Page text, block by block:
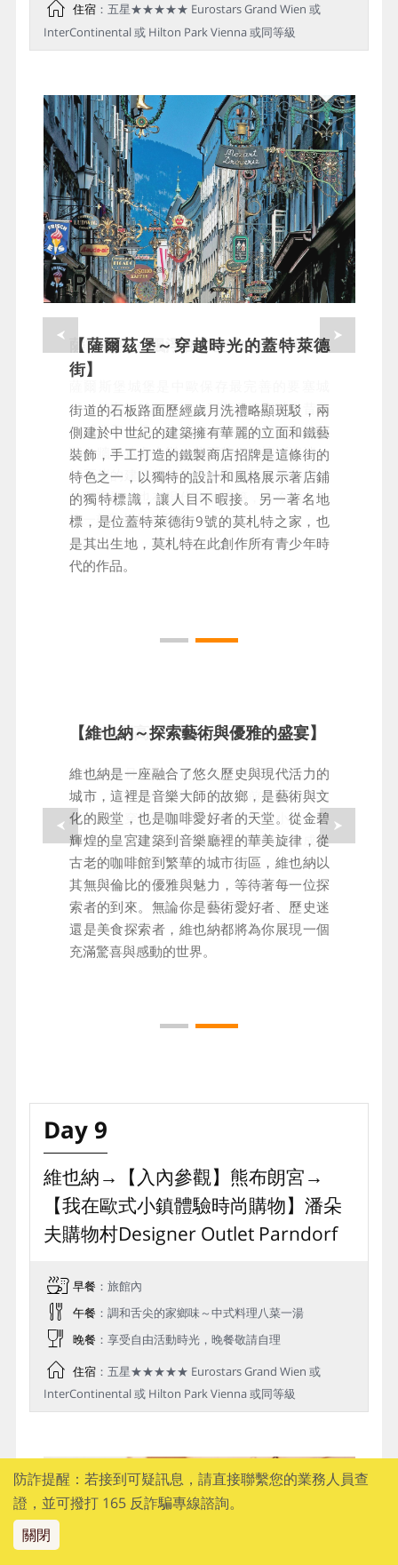
住宿：五星★★★★★ Eurostars Grand Wien 或
InterContinental 或 Hilton Park Vienna 或同等級
薩爾茲堡～飄浮在半空中的夢幻城堡
堡，其高聳城牆塔樓，彰顯著這座城堡昔日
的威嚴和力量。從城堡上俯瞰整個城市的紅
瓦白牆和遠處山巒，薩爾茲堡河蜿蜒流淌，
河兩岸的建築錯落有致，既有歷史悠久的教
堂和宮殿，也有現代化的建築，古今融合在
這一刻顯得格外和諧。
【薩爾茲堡～穿越時光的蓋特萊德
街】
街道的石板路面歷經歲月洗禮略顯斑駁，兩
側建於中世紀的建築擁有華麗的立面和鐵藝
裝飾，手工打造的鐵製商店招牌是這條街的
特色之一，以獨特的設計和風格展示著店鋪
的獨特標識，讓人目不暇接。另一著名地
標，是位蓋特萊德街9號的莫札特之家，也
是其出生地，莫札特在此創作所有青少年時
代的作品。
【奧地利高速火車～享受舒適航程】
選乘舒適且縮短交通接駁時間的奧地利高速
火車，從莫札特故鄉薩爾茲堡前往音樂之都
維也納。穿越阿爾卑斯山麓與田園小鎮，舒
適車廂與沿途湖光山色，讓移動本身也成為
歐洲旅行的風景。
【維也納～探索藝術與優雅的盛宴】
維也納是一座融合了悠久歷史與現代活力的
城市，這裡是音樂大師的故鄉，是藝術與文
化的殿堂，也是咖啡愛好者的天堂。從金碧
輝煌的皇宮建築到音樂廳裡的華美旋律，從
古老的咖啡館到繁華的城市街區，維也納以
其無與倫比的優雅與魅力，等待著每一位探
索者的到來。無論你是藝術愛好者、歷史迷
還是美食探索者，維也納都將為你展現一個
充滿驚喜與感動的世界。
Day 9
維也納→【入內參觀】熊布朗宮→
【我在歐式小鎮體驗時尚購物】潘朵
夫購物村Designer Outlet Parndorf
早餐 ：旅館內
午餐 ：調和舌尖的家鄉味～中式料理八菜一湯
晚餐 ：享受自由活動時光，晚餐敬請自理
住宿：五星★★★★★ Eurostars Grand Wien 或
InterContinental 或 Hilton Park Vienna 或同等級
防詐提醒：若接到可疑訊息，請直接聯繫您的業務人員查
證，並可撥打 165 反詐騙專線諮詢。
關閉